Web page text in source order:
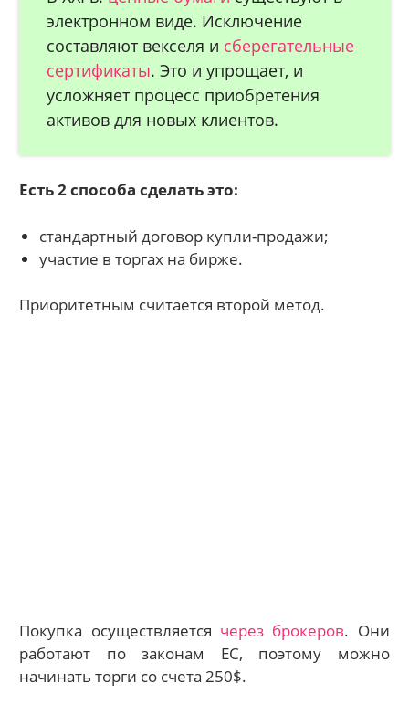
электронном виде. Исключение
составляют векселя и сберегательные
сертификаты. Это и упрощает, и
усложняет процесс приобретения
активов для новых клиентов.
Есть 2 способа сделать это:
стандартный договор купли-продажи;
участие в торгах на бирже.
Приоритетным считается второй метод.
Покупка осуществляется через брокеров. Они
работают по законам ЕС, поэтому можно
начинать торги со счета 250$.